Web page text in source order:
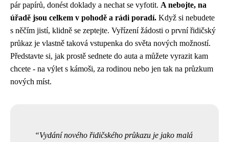
pár papírů, donést doklady a nechat se vyfotit. A nebojte, na
úřadě jsou celkem v pohodě a rádi poradí. Když si nebudete
s něčím jistí, klidně se zeptejte. Vyřízení žádosti o první řidičský
průkaz je vlastně taková vstupenka do světa nových možností.
Představte si, jak prostě sednete do auta a můžete vyrazit kam
chcete - na výlet s kámoši, za rodinou nebo jen tak na průzkum
nových míst.
Vydání nového řidičského průkazu je jako malá